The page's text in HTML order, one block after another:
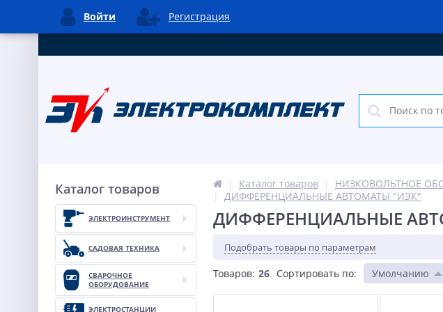
Каталог товаров
ЭЛЕКТРОИНСТРУМЕНТ
САДОВАЯ ТЕХНИКА
СВАРОЧНОЕ
ОБОРУДОВАНИЕ
ЭЛЕКТРОСТАНЦИИ
Каталог товаров НИЗКОВОЛЬТНОЕ
ДИФФЕРЕНЦИАЛЬНЫЕ АВТОМАТЫ "ИЭК"
ДИФФЕРЕНЦИАЛЬНЫЕ
Подобрать товары по параметрам
Товаров: 26 Сортировать по: Умолчанию
Войти Регистрация